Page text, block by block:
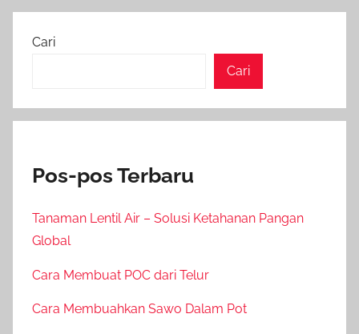
Cari
Cari
Pos-pos Terbaru
Tanaman Lentil Air – Solusi Ketahanan Pangan
Global
Cara Membuat POC dari Telur
Cara Membuahkan Sawo Dalam Pot